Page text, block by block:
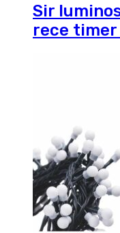
Sir
rece timer